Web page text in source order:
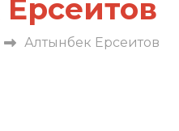
Алтынбек Ерсеитов